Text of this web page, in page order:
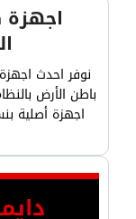
اجهزة
نوفر احدث
باطن الأرض